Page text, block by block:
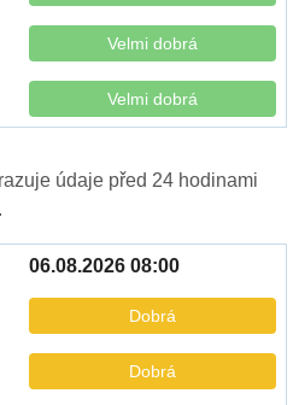
Velmi dobrá
Velmi dobrá
údaje před 24 hodinami
06.08.2026 08:00
Dobrá
Dobrá